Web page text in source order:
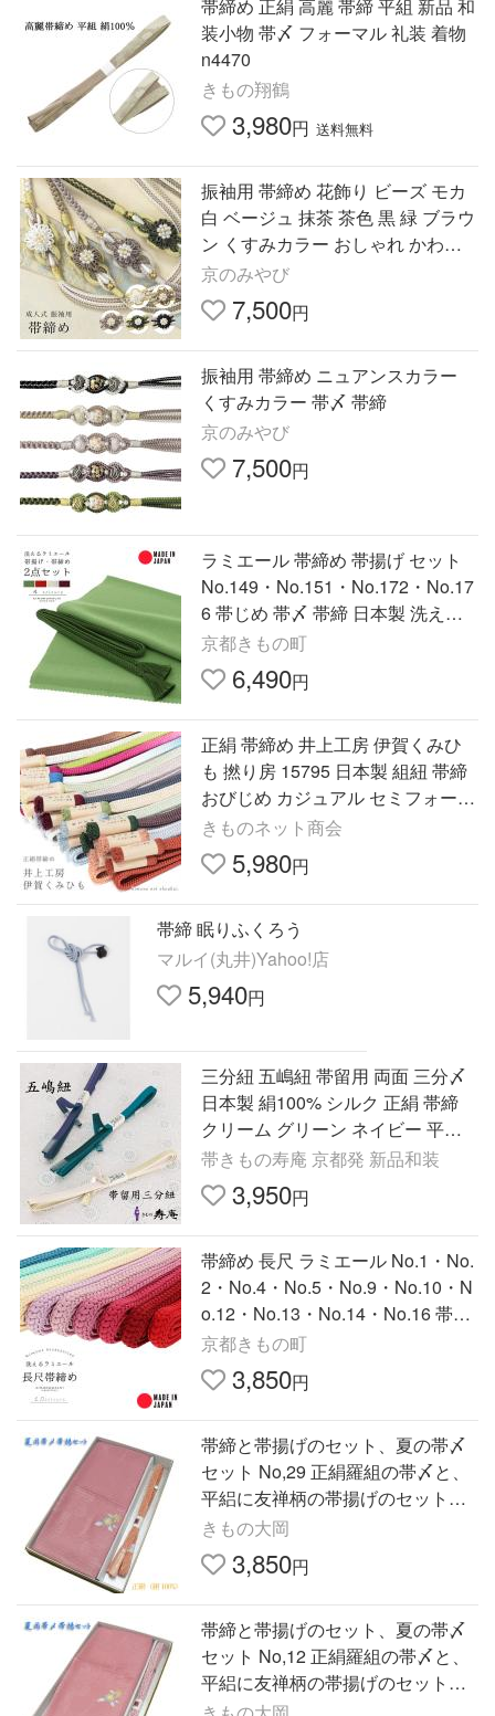
帯締め 正絹 高麗 帯締 平組 新品 和
装小物 帯〆 フォーマル 礼装 着物
n4470
きもの翔鶴
3,980円 送料無料
振袖用 帯締め 花飾り ビーズ モカ
白 ベージュ 抹茶 茶色 黒 緑 ブラウ
ン くすみカラー おしゃれ かわい
い 帯〆 帯締 組紐 帯飾り 成人式 浴
衣
京のみやび
7,500円
振袖用 帯締め ニュアンスカラー
くすみカラー 帯〆 帯締
京のみやび
7,500円
ラミエール 帯締め 帯揚げ セット
No.149・No.151・No.172・No.17
6 帯じめ 帯〆 帯締 日本製 洗える
無地 ＜R＞(メール便対応可)
京都きもの町
6,490円
正絹 帯締め 井上工房 伊賀くみひ
も 撚り房 15795 日本製 組紐 帯締
おびじめ カジュアル セミフォーマ
ル 訪問着 色無地
きものネット商会
5,980円
帯締 眠りふくろう
マルイ(丸井)Yahoo!店
5,940円
三分紐 五嶋紐 帯留用 両面 三分〆
日本製 絹100% シルク 正絹 帯締
クリーム グリーン ネイビー 平唐
組 並尺 新作 通年 女性 和装 浴衣
礼装 組紐
帯きもの寿庵 京都発 新品和装
3,950円
帯締め 長尺 ラミエール No.1・No.
2・No.4・No.5・No.9・No.10・N
o.12・No.13・No.14・No.16 帯〆
帯締 日本製 洗える＜R＞(メール便
可)
京都きもの町
3,850円
帯締と帯揚げのセット、夏の帯〆
セット No,29 正絹羅組の帯〆と、
平絽に友禅柄の帯揚げのセットで
す。現品限り。
きもの大岡
3,850円
帯締と帯揚げのセット、夏の帯〆
セット No,12 正絹羅組の帯〆と、
平絽に友禅柄の帯揚げのセットで
す。現品限り。